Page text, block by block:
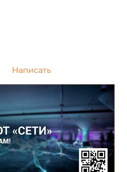
Написать